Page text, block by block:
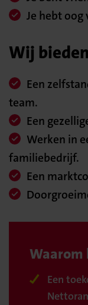
Je hebt
Wij bieden
Een
team.
Een
Werken in
familiebedrijf.
Een
Waarom
Een